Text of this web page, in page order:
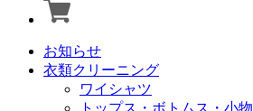
お知らせ
衣類クリーニング
ワイシャツ
トップス・ボトムス・小物